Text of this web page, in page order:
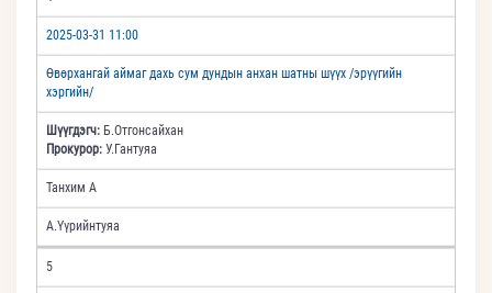
2025-03-31 11:00
Өвөрхангай аймаг дахь сум дундын анхан шатны шүүх /эрүүгийн
хэргийн/
Шүүгдэгч: Б.Отгонсайхан
Прокурор: У.Гантуяа
Танхим А
А.Үүрийнтуяа
5